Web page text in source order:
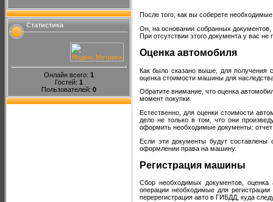
Статистика
Онлайн всего: 1
Гостей: 1
Пользователей: 0
После того, как вы соберете
Он, на основании собранных
При отсутствии этого документа у вас
Оценка автомобиля
Как было сказано выше, для получения
оценка стоимости машины для
Обратите внимание, что оценка
момент покупки.
Естественно, для оценки стоимости
дело не только в том, что они
оформить необходимые документы:
Если эти документы будут
оформлении права на машину.
Регистрация машины
Сбор необходимых документов,
операции необходимые для
перерегистрация авто в ГИБДД, куда